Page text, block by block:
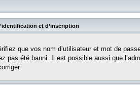
et d’inscription
que vos nom d’utilisateur et mot de
pas été banni. Il est possible aussi que